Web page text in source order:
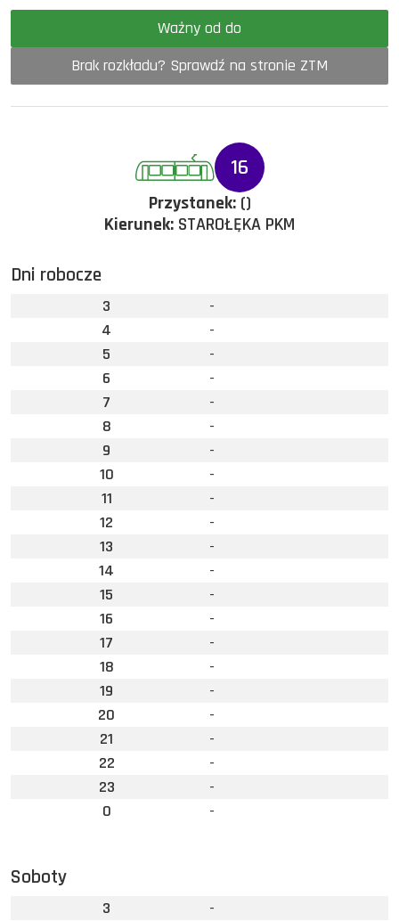
Ważny od do
Brak rozkładu? Sprawdź na stronie ZTM
16
Przystanek:()
Kierunek: STAROŁĘKA PKM
Dni robocze
3
-
4
-
5
-
6
-
7
-
8
-
9
-
10
-
11
-
12
-
13
-
14
-
15
-
16
-
17
-
18
-
19
-
20
-
21
-
22
-
23
-
0
-
Soboty
3
-